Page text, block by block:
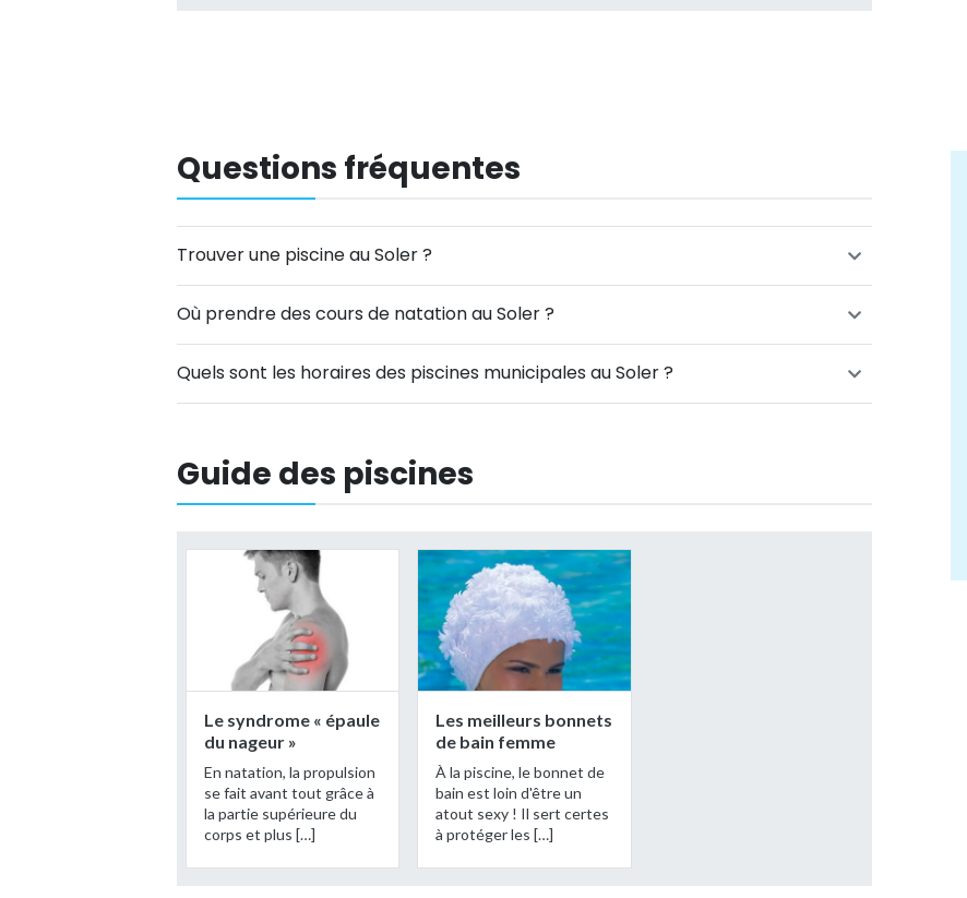
Questions fréquentes
Trouver une piscine au Soler ?
Où prendre des cours de natation au Soler ?
Quels sont les horaires des piscines municipales au Soler ?
Guide des piscines
Le syndrome « épaule
du nageur »
En natation, la propulsion
se fait avant tout grâce à
la partie supérieure du
corps et plus […]
Les meilleurs bonnets
de bain femme
À la piscine, le bonnet de
bain est loin d'être un
atout sexy ! Il sert certes
à protéger les […]